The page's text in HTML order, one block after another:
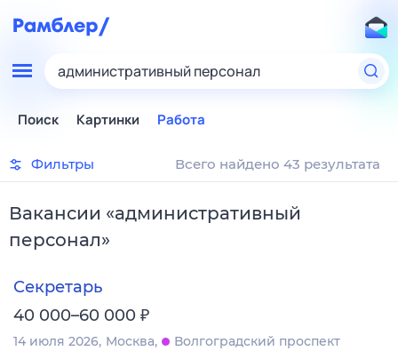
административный персонал
Поиск Картинки Работа
Фильтры Всего найдено 43 результата
Вакансии «административный
персонал»
Секретарь
40 000–60 000 ₽
14 июля 2026 Москва
Волгоградский проспект